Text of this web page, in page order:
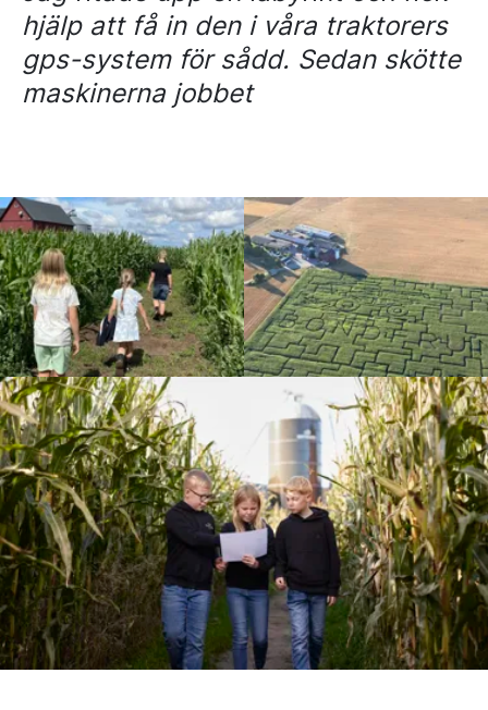
hjälp att få in den i våra traktorers
gps-system för sådd. Sedan skötte
maskinerna jobbet